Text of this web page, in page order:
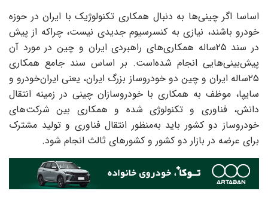
اساسا اگر چینی‌‌‌‌‌ها به دنبال همکاری تکنولوژیک با ایران در حوزه
خودرو باشند، نیازی به کنسرسیوم جدیدی نیست، چراکه از پیش
در سند ۲۵ساله همکاری‌های راهبردی ایران و چین در مورد آن
پیش‌بینی‌هایی انجام شده‌است. بر اساس سند جامع همکاری
۲۵ساله ایران و چین دو خودروساز بزرگ ایران، یعنی ایران‌خودرو و
سایپا، موظف به همکاری با خودروسازان چینی در زمینه انتقال
دانش، فناوری و تکنولوژی شده و همکاری بین شرکت‌های
خودروساز دو کشور باید به‌منظور انتقال فناوری و تولید مشترک
برای عرضه در بازار دو کشور و کشورهای ثالث انجام شود.